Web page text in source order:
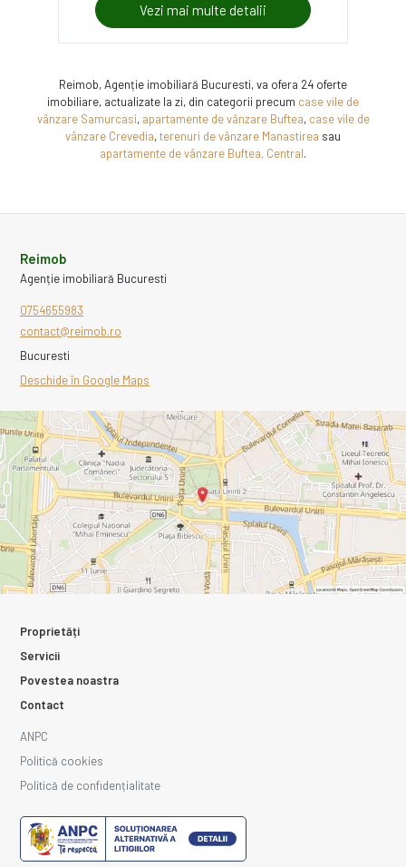
Vezi mai multe detalii
Reimob, Agenție imobiliară Bucuresti, va ofera 24 oferte
imobiliare, actualizate la zi, din categorii precum case vile de
vânzare Samurcasi, apartamente de vânzare Buftea, case vile de
vânzare Crevedia,terenuri de vânzare Manastirea sau
apartamente de vânzare Buftea, Central.
Reimob
Agenție imobiliară Bucuresti
0754655983
contact@reimob.ro
Bucuresti
Deschide în Google Maps
Proprietăți
Servicii
Povestea noastra
Contact
ANPC
Politică cookies
Politică de confidențialitate